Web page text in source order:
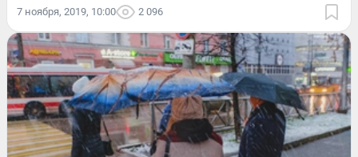
7 ноября, 2019, 10:00 2 096